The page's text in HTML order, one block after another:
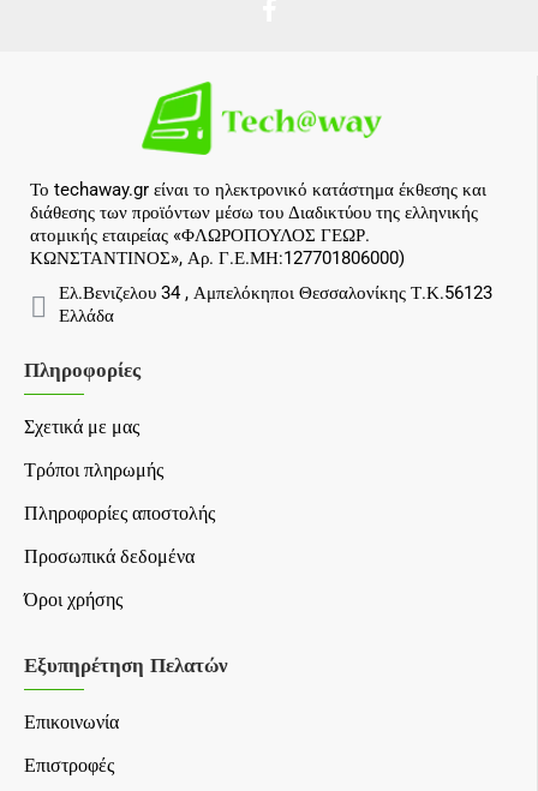
Το techaway.gr είναι το ηλεκτρονικό κατάστημα έκθεσης και
διάθεσης των προϊόντων μέσω του Διαδικτύου της ελληνικής
ατομικής εταιρείας «ΦΛΩΡΟΠΟΥΛΟΣ ΓΕΩΡ.
ΚΩΝΣΤΑΝΤΙΝΟΣ», Αρ. Γ.Ε.ΜΗ:127701806000)
Ελ.Βενιζελου 34 , Αμπελόκηποι Θεσσαλονίκης Τ.Κ.56123
Ελλάδα
Πληροφορίες
Σχετικά με μας
Τρόποι πληρωμής
Πληροφορίες αποστολής
Προσωπικά δεδομένα
Όροι χρήσης
Εξυπηρέτηση Πελατών
Επικοινωνία
Επιστροφές